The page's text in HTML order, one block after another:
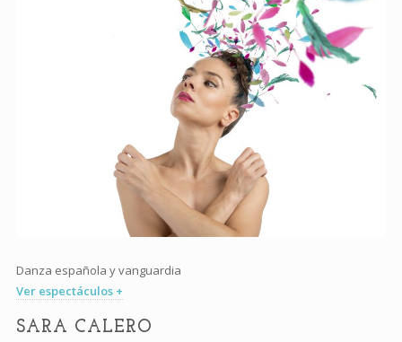
Danza española y vanguardia
Ver espectáculos +
SARA CALERO